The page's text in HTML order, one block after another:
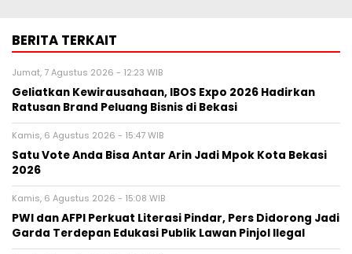
BERITA TERKAIT
Jumat, 7 Agustus 2026 - 12:23 WIB
‎Geliatkan Kewirausahaan, IBOS Expo 2026 Hadirkan
Ratusan Brand Peluang Bisnis di Bekasi
Kamis, 6 Agustus 2026 - 15:47 WIB
Satu Vote Anda Bisa Antar Arin Jadi Mpok Kota Bekasi
2026
Kamis, 6 Agustus 2026 - 15:08 WIB
PWI dan AFPI Perkuat Literasi Pindar, Pers Didorong Jadi
Garda Terdepan Edukasi Publik Lawan Pinjol Ilegal